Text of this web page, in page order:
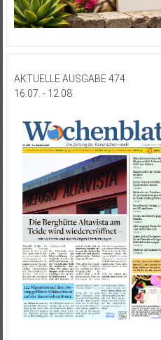
AKTUELLE AUSGABE 474
16.07. - 12.08.